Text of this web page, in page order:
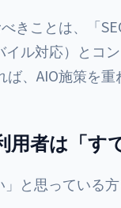
きことは、「
イル対応）とコ
、AIO施策を重
者は「す
と思っている